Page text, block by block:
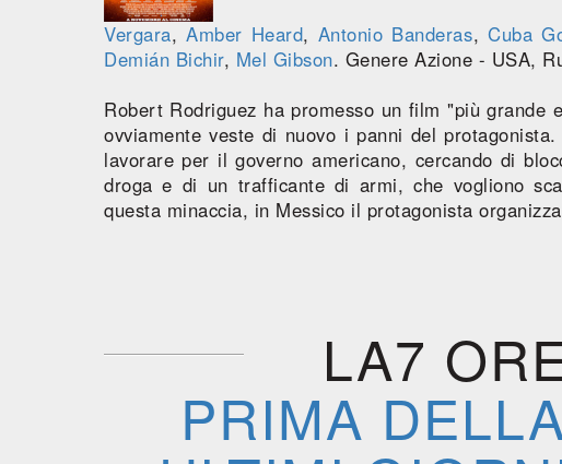
Vergara,Amber Heard, Antonio Banderas,Cuba
Demián Bichir, Mel Gibson. Genere Azione - USA,
Robert Rodriguez ha promesso un film "più grande
ovviamente veste di nuovo i panni del
lavorare per il governo americano, cercando di
droga e di un trafficante di armi, che vogliono
questa minaccia, in Messico il protagonista
LA7
PRIMA